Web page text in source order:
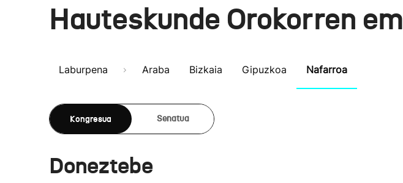
Hauteskunde Orokorren
Laburpena Araba Bizkaia Gipuzkoa Nafarroa
Kongresua Senatua
Doneztebe